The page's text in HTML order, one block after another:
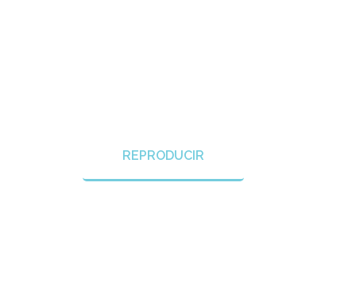
REPRODUCIR